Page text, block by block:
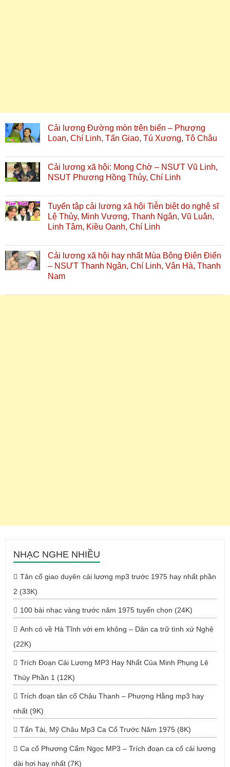
Cải lương Đường mòn trên biển – Phượng
Loan, Chí Linh, Tấn Giao, Tú Xương, Tô Châu
Cải lương xã hội: Mong Chờ – NSƯT Vũ Linh,
NSUT Phương Hồng Thủy, Chí Linh
Tuyển tập cải lương xã hội Tiễn biệt do nghệ sĩ
Lệ Thủy, Minh Vương, Thanh Ngân, Vũ Luân,
Linh Tâm, Kiều Oanh, Chí Linh
Cải lương xã hội hay nhất Mùa Bông Điên Điển
– NSƯT Thanh Ngân, Chí Linh, Vân Hà, Thanh
Nam
NHẠC NGHE NHIỀU
Tân cổ giao duyên cải lương mp3 trước 1975 hay nhất phần
2 (33K)
100 bài nhạc vàng trước năm 1975 tuyển chọn (24K)
Anh có về Hà Tĩnh với em không – Dân ca trữ tình xứ Nghệ
(22K)
Trích Đoạn Cải Lương MP3 Hay Nhất Của Minh Phụng Lệ
Thủy Phần 1 (12K)
Trích đoạn tân cổ Châu Thanh – Phượng Hằng mp3 hay
nhất (9K)
Tấn Tài, Mỹ Châu Mp3 Ca Cổ Trước Năm 1975 (8K)
Ca cổ Phương Cẩm Ngọc MP3 – Trích đoạn ca cổ cải lương
dài hơi hay nhất (7K)